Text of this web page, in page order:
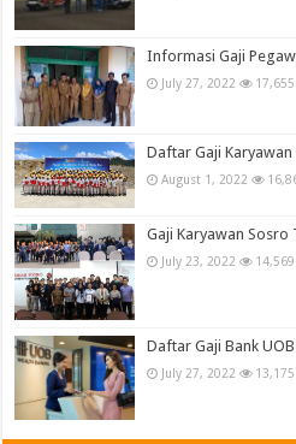
Informasi Gaji
July 27, 2022 17,655
Daftar Gaji
August 1, 2022
Gaji Karyawan Sosro
July 23, 2022 14,569
Daftar Gaji Bank
July 27, 2022 13,175